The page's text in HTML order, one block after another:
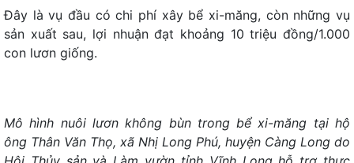
Đây là vụ đầu có chi phí xây bể xi-măng, còn những vụ
sản xuất sau, lợi nhuận đạt khoảng 10 triệu đồng/1.000
con lươn giống.
Mô hình nuôi lươn không bùn trong bể xi-măng tại hộ
ông Thân Văn Thọ, xã Nhị Long Phú, huyện Càng Long do